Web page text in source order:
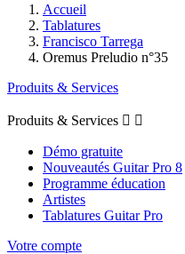
Accueil
Tablatures
Francisco Tarrega
Oremus Preludio n°35
Produits & Services
Produits & Services  
Démo gratuite
Nouveautés Guitar Pro 8
Programme éducation
Artistes
Tablatures Guitar Pro
Votre compte